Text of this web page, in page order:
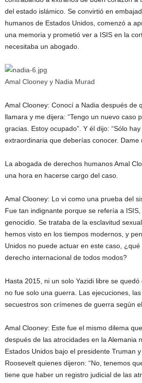
del estado islámico. Se convirtió en
humanos de Estados Unidos, comenzó a
una memoria y prometió ver a ISIS en la
necesitaba un abogado.
Amal Clooney y Nadia Murad
Amal Clooney: Conocí a Nadia después de
llamara y me dijera: “Tengo un nuevo caso
gracias. Estoy ocupado”. Y él dijo: “Sólo
extraordinaria que deberías conocer. Dame
La abogada de derechos humanos Amal
una hora en hacerse cargo del caso.
Amal Clooney: Lo vi como una prueba del
Fue tan indignante porque se refería a
genocidio. Se trataba de la esclavitud
hemos visto en los tiempos modernos, y
Unidos no puede actuar en este caso,
derecho internacional de todos modos?
Hasta 2015, ni un solo Yazidi libre se
no fue solo una guerra. Las ejecuciones,
secuestros son crímenes de guerra según
Amal Clooney: Este fue el mismo dilema
después de las atrocidades en la Alemania
Estados Unidos bajo el presidente Truman
Roosevelt quienes dijeron: “No, tenemos
tiene que haber un registro judicial de las